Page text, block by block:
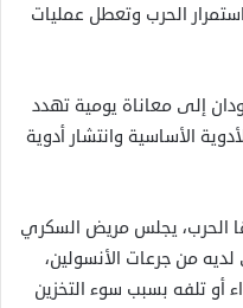
الحرب وتعطل عمليات
إلى معاناة يومية تهدد
الأساسية وانتشار أدوية
الحرب، يجلس مريض السكري
من جرعات الأنسولين،
أو تلفه بسبب سوء التخزين